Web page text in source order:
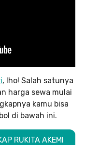
, lho! Salah satunya
harga sewa mulai
kamu bisa
di bawah ini.
RUKITA AKEMI